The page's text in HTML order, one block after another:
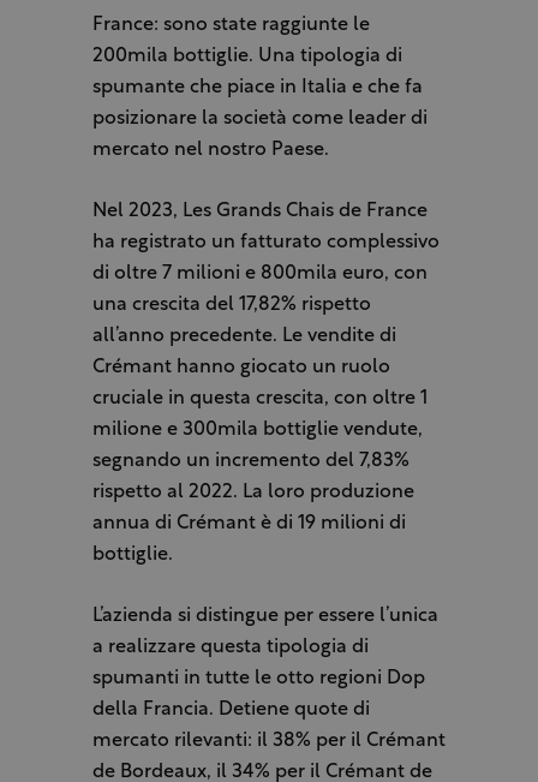
France: sono state raggiunte le
200mila bottiglie. Una tipologia di
spumante che piace in Italia e che fa
posizionare la società come leader di
mercato nel nostro Paese.
Nel 2023, Les Grands Chais de France
ha registrato un fatturato complessivo
di oltre 7 milioni e 800mila euro, con
una crescita del 17,82% rispetto
all’anno precedente. Le vendite di
Crémant hanno giocato un ruolo
cruciale in questa crescita, con oltre 1
milione e 300mila bottiglie vendute,
segnando un incremento del 7,83%
rispetto al 2022. La loro produzione
annua di Crémant è di 19 milioni di
bottiglie.
L’azienda si distingue per essere l’unica
a realizzare questa tipologia di
spumanti in tutte le otto regioni Dop
della Francia. Detiene quote di
mercato rilevanti: il 38% per il Crémant
de Bordeaux, il 34% per il Crémant de